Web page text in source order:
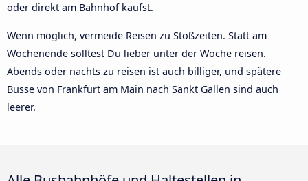
oder direkt am Bahnhof kaufst.
Wenn möglich, vermeide Reisen zu Stoßzeiten. Statt am
Wochenende solltest Du lieber unter der Woche reisen.
Abends oder nachts zu reisen ist auch billiger, und spätere
Busse von Frankfurt am Main nach Sankt Gallen sind auch
leerer.